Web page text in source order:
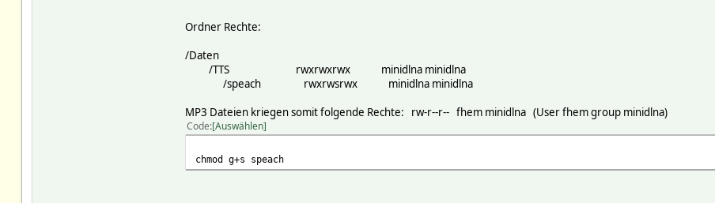
Ordner Rechte:
/Daten
/TTS rwxrwxrwx minidlna minidlna
/speach rwxrwsrwx minidlna minidlna
MP3 Dateien kriegen somit folgende Rechte: rw-r--r-- fhem minidlna (User fhem group minidlna)
Code Auswählen
chmod g+s speach